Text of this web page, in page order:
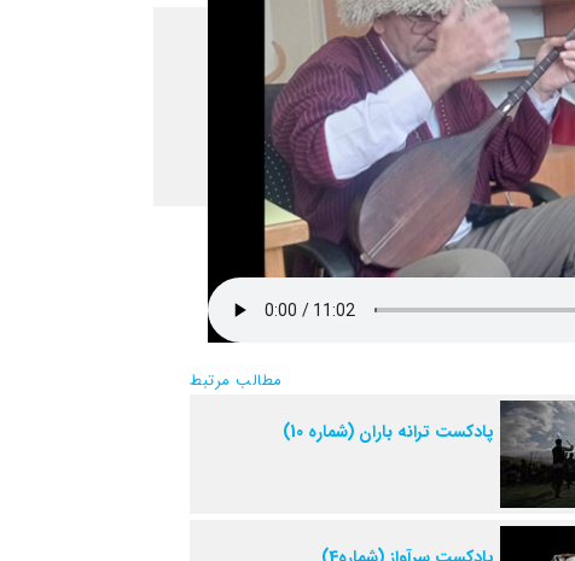
مطالب مرتبط
پادکست ترانه باران (شماره 10)